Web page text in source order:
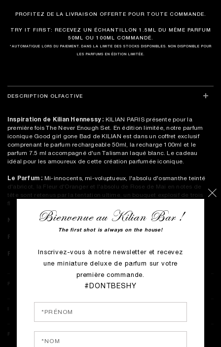
PROFITEZ DE LA LIVRAISON OFFERTE POUR TOUTE COMMANDE.
TRY IT FIRST: RECEVEZ UN ÉCHANTILLON 1.5ML DU MÊME PARFUM
50ML OU 100ML COMMANDÉ.
*AUTOMATIQUE LORS DU PAIEMENT. DANS LA LIMITE DES STOCKS DISPONIBLES. NON DISPONIBLE POUR
LES PARFUMS EN ÉDITION LIMITÉE.
DESCRIPTION OLFACTIVE
Inspiration de Kilian Hennessy : KILIAN PARIS présente pour la
première fois The Never Enough Set. En édition limitée, notre parfum
iconique Good girl gone Bad de KILIAN est dans un coffret exclusif
comprenant le parfum rechargeable 50ml, la recharge 100ml et le
parfum 7.5 ml accompagné d'un Talisman laqué blanc. Le cadeau
idéal pour les amoureux de cette création parfumée iconique.
Le Parfum : Mi-innocents, mi-voluptueux, l'absolu d'osmanthe teinté
d'abricot, la Fleur d'Oranger et l'absolu de Rose de Mai en notes de
tête sont retenus par la tentation ultime, un bouquet explosif de trois
fleurs sirènes : l'absolu de Tubéreuse, le Jasmin et le Narcisse.
Notes du Parfum :Fleur d'Oranger, Osmanthus, Tubéreuse.
Famille olfactive :
Parfumeur : Alberto Morillas.
PLUS DE DÉTAILS
INFORMATIONS COMPLÉMENTAIRES
RETOURS & LIVRAISON
Bienvenue au Kilian Bar !
The first shot is always on the house!
Inscrivez-vous à notre newsletter et recevez
une miniature deluxe de parfum sur votre
première commande.
#DONTBESHY